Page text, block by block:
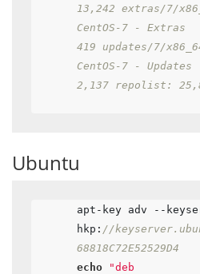
13,242 extras/7/
CentOS-7 - Extras
419 updates/7/
CentOS-7 - Updates
2,137 repolist:
Ubuntu
apt-key adv --
hkp: //
68818C72E52529D4
echo